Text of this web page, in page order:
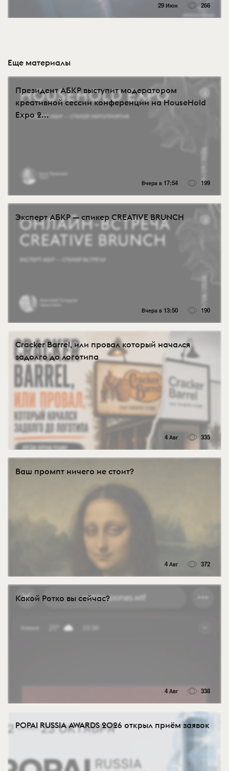
29 Июн 266
Еще материалы
Президент АБКР выступит модератором
креативной сессии конференции на HouseHold
Expo 2...
Вчера в 17:54 199
Эксперт АБКР — спикер CREATIVE BRUNCH
Вчера в 13:50 190
Cracker Barrel, или провал который начался
задолго до логотипа
4 Авг 335
Ваш промпт ничего не стоит?
4 Авг 372
Какой Ротко вы сейчас?
4 Авг 338
POPAI RUSSIA AWARDS 2026 открыл приём заявок